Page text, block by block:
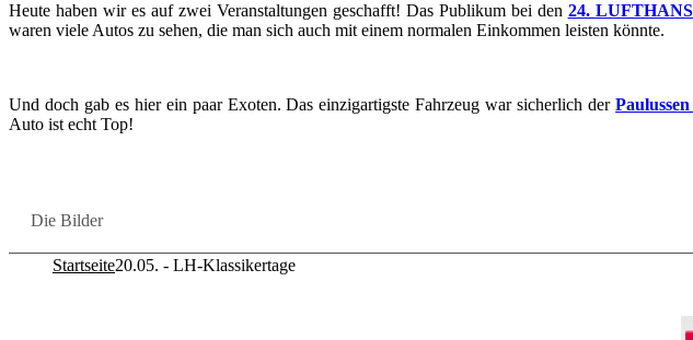
Heute haben wir es auf zwei Ver­an­stal­tun­gen ge­schafft! Das Pu­bli­kum bei den 24.
waren viele Autos zu sehen, die man sich auch mit einem nor­ma­len Ein­kom­men leis­ten könn­te.
Und doch gab es hier ein paar Exo­ten. Das ein­zig­ar­tigs­te Fahr­zeug war si­cher­lich der
Auto ist echt Top!
Die Bil­der
Startseite20.05. - LH-Klassikertage